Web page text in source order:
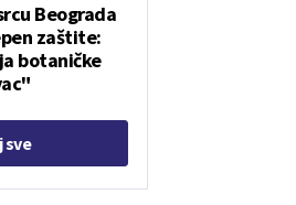
Beograda
zaštite:
botaničke
sve